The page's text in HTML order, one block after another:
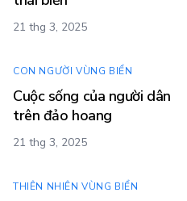
21 thg 3, 2025
CON NGƯỜI VÙNG BIỂN
Cuộc sống của người dân
trên đảo hoang
21 thg 3, 2025
THIÊN NHIÊN VÙNG BIỂN